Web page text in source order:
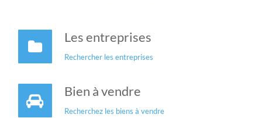
Les entreprises
Rechercher les entreprises
Bien à vendre
Recherchez les biens à vendre